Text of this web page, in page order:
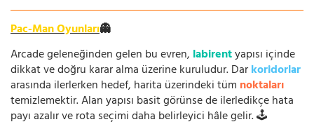
Pac-Man Oyunları👻
Arcade geleneğinden gelen bu evren, labirentyapısı içinde
dikkat ve doğru karar alma üzerine kuruludur. Darkoridorlar
arasında ilerlerken hedef, harita üzerindeki tüm noktaları
temizlemektir. Alan yapısı basit görünse de ilerledikçe hata
payı azalır ve rota seçimi daha belirleyici hâle gelir. 🕹️